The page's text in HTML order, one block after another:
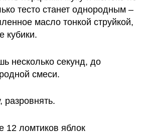
тесто станет однородным –
масло тонкой струйкой,
кубики.
несколько секунд, до
смеси.
12 ломтиков яблок